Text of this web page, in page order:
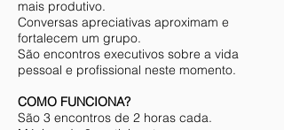
mais produtivo.
Conversas apreciativas aproximam e
fortalecem um grupo.
São encontros executivos sobre a vida
pessoal e profissional neste momento.
COMO FUNCIONA?
São 3 encontros de 2 horas cada.